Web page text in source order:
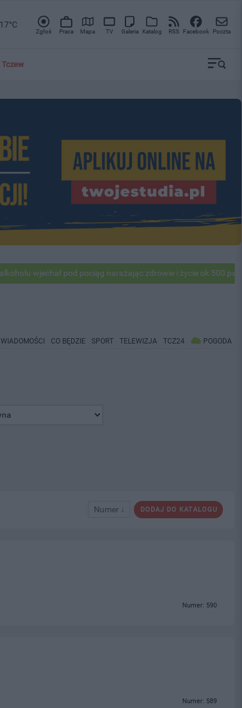
17°C
Zgłoś Praca Mapa TV Galeria Katalog RSS Facebook Poczta
Tczew
pod pociąg narażając zdrowie i życie ok 500 pasażerów!
WIADOMOŚCI CO BĘDZIE SPORT TELEWIZJA TCZ24 POGODA
DODAJ DO KATALOGU
Numer ↓
Numer: 590
Numer: 589